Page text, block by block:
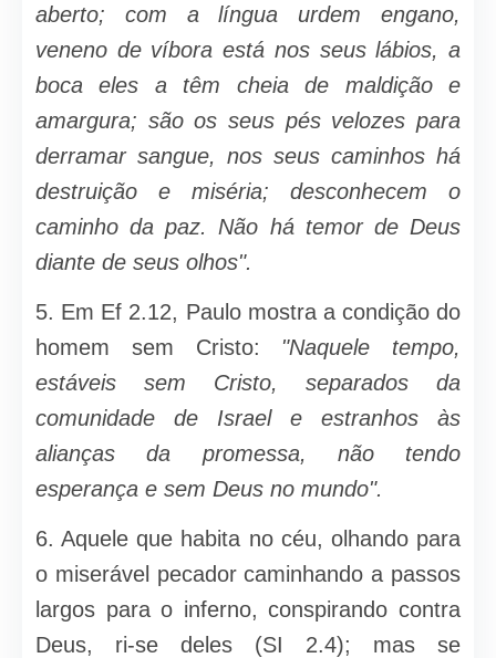
aberto; com a língua urdem engano,
veneno de víbora está nos seus lábios, a
boca eles a têm cheia de maldição e
amargura; são os seus pés velozes para
derramar sangue, nos seus caminhos há
destruição e miséria; desconhecem o
cami­nho da paz. Não há temor de Deus
diante de seus olhos".
5. Em Ef 2.12, Paulo mostra a condição do
homem sem Cristo: "Naquele tempo,
estáveis sem Cristo, separados da
comunidade de Israel e estranhos às
alianças da promessa, não tendo
esperança e sem Deus no mundo".
6. Aquele que habita no céu, olhando para
o miserável pecador caminhando a passos
largos para o inferno, conspirando contra
Deus, ri-se deles (SI 2.4); mas se